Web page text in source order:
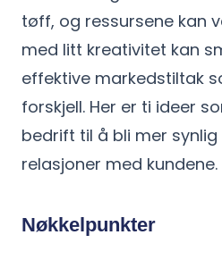
tøff, og ressursene kan
med litt kreativitet kan
effektive markedstiltak
forskjell. Her er ti ideer
bedrift til å bli mer
relasjoner med kundene.
Nøkkelpunkter